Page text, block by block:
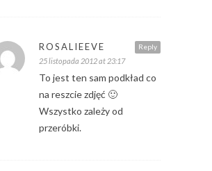
Reply
ROSALIEEVE
25 listopada 2012 at 23:17
To jest ten sam podkład co
na reszcie zdjęć 🙂
Wszystko zależy od
przeróbki.